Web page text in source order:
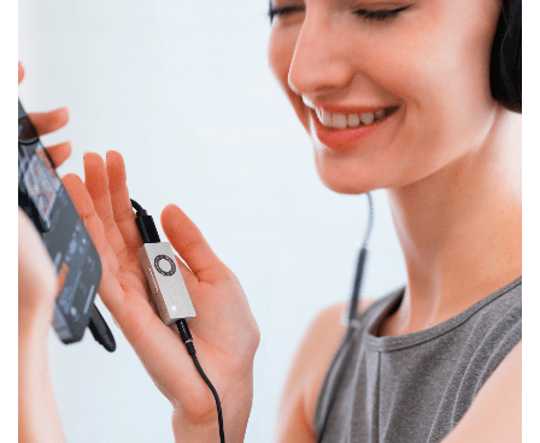
Підсилення
для
навушників
Аксесуари
комплектуючі
ТБ
Для
геймерів/
блогерів
Для
домашньої